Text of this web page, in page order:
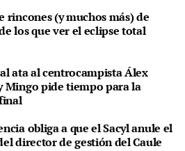
rincones (y muchos más) de
los que ver el eclipse total
ata al centrocampista Álex
Mingo pide tiempo para la
obliga a que el Sacyl anule el
director de gestión del Caule